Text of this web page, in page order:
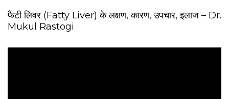
फैटी लिवर (Fatty Liver) के लक्षण, कारण, उपचार, इलाज – Dr.
Mukul Rastogi